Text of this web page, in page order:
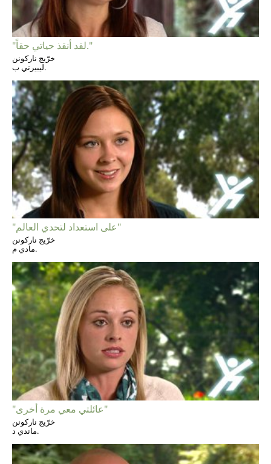
"لقد أنقذ حياتي حقاً."
خرّيج ناركونن
ليبيرتي ب.
"على استعداد لتحدي العالم"
خرّيج ناركونن
مادي م.
"عائلتي معي مرة أخرى"
خرّيج ناركونن
ماندي د.